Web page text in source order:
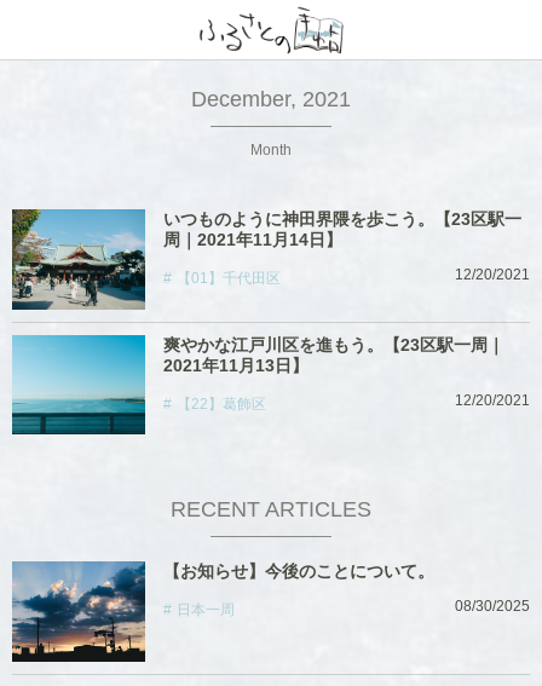
December, 2021
Month
いつものように神田界隈を歩こう。【23区駅一
周｜2021年11月14日】
【01】千代田区 12/20/2021
爽やかな江戸川区を進もう。【23区駅一周｜
2021年11月13日】
【22】葛飾区 12/20/2021
RECENT ARTICLES
【お知らせ】今後のことについて。
日本一周 08/30/2025